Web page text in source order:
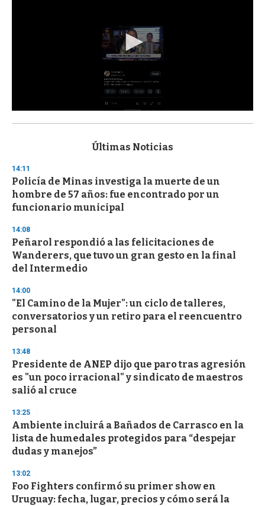
s
d
s
o
f
3
s
e
c
o
n
Últimas Noticias
14:11
Policía de Minas investiga la muerte de un
hombre de 57 años: fue encontrado por un
funcionario municipal
14:08
Peñarol respondió a las felicitaciones de
Wanderers, que tuvo un gran gesto en la final
del Intermedio
14:00
"El Camino de la Mujer": un ciclo de talleres,
conversatorios y un retiro para el reencuentro
personal
13:48
Presidente de ANEP dijo que paro tras agresión
es "un poco irracional" y sindicato de maestros
salió al cruce
13:25
Ambiente incluirá a Bañados de Carrasco en la
lista de humedales protegidos para “despejar
dudas y manejos”
13:02
Foo Fighters confirmó su primer show en
Uruguay: fecha, lugar, precios y cómo será la